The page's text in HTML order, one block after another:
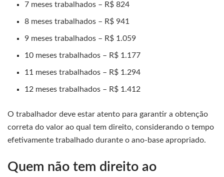
7 meses trabalhados – R$ 824
8 meses trabalhados – R$ 941
9 meses trabalhados – R$ 1.059
10 meses trabalhados – R$ 1.177
11 meses trabalhados – R$ 1.294
12 meses trabalhados – R$ 1.412
O trabalhador deve estar atento para garantir a obtenção
correta do valor ao qual tem direito, considerando o tempo
efetivamente trabalhado durante o ano-base apropriado.
Quem não tem direito ao